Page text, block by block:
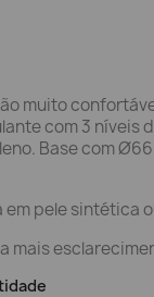
muito
com 3 níveis
Base com
em pele sintética
mais